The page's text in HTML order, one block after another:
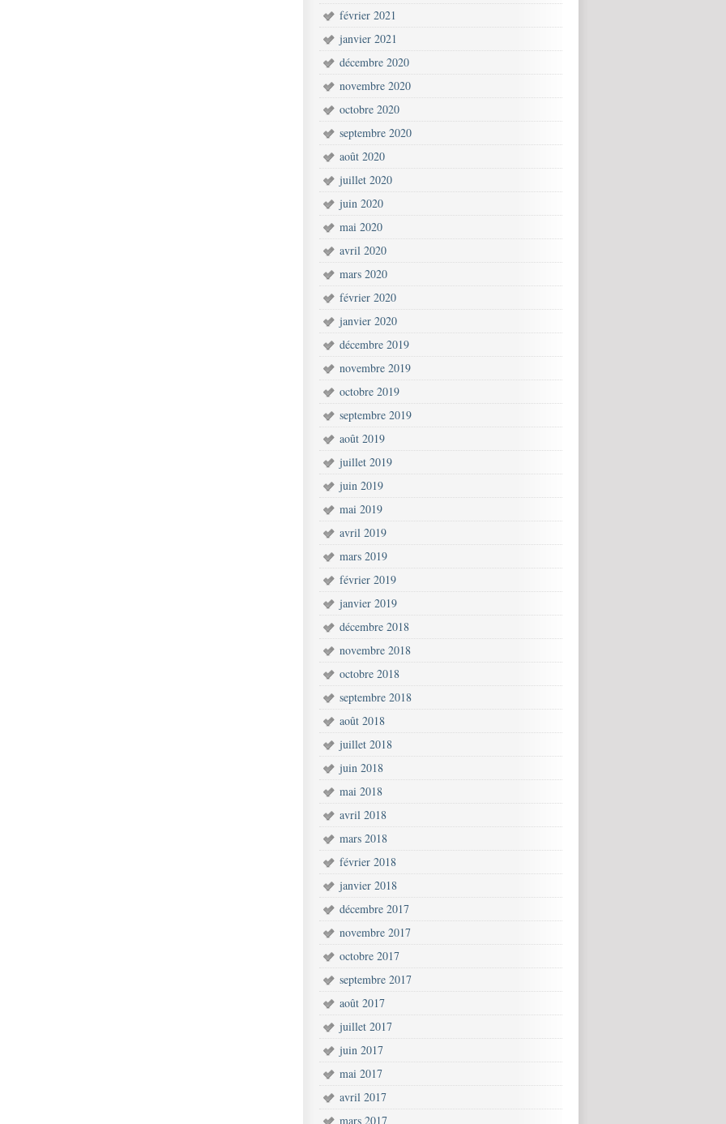
février 2021
janvier 2021
décembre 2020
novembre 2020
octobre 2020
septembre 2020
août 2020
juillet 2020
juin 2020
mai 2020
avril 2020
mars 2020
février 2020
janvier 2020
décembre 2019
novembre 2019
octobre 2019
septembre 2019
août 2019
juillet 2019
juin 2019
mai 2019
avril 2019
mars 2019
février 2019
janvier 2019
décembre 2018
novembre 2018
octobre 2018
septembre 2018
août 2018
juillet 2018
juin 2018
mai 2018
avril 2018
mars 2018
février 2018
janvier 2018
décembre 2017
novembre 2017
octobre 2017
septembre 2017
août 2017
juillet 2017
juin 2017
mai 2017
avril 2017
mars 2017